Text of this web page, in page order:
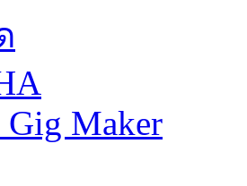
Gig Maker